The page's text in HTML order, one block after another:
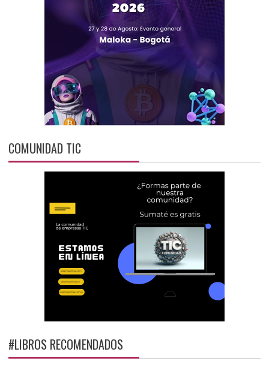
COMUNIDAD TIC
#LIBROS RECOMENDADOS